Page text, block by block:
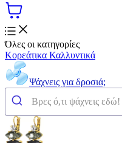
Όλες οι κατηγορίες
Κορεάτικα Καλλυντικά
Ψάχνεις για δροσιά;